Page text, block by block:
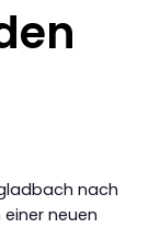
nach
neuen